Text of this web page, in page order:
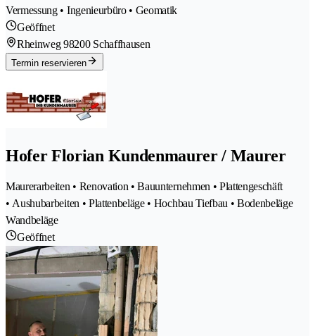
Vermessung • Ingenieurbüro • Geomatik
Geöffnet
Rheinweg 98200 Schaffhausen
Termin reservieren
Hofer Florian Kundenmaurer / Maurer
Maurerarbeiten • Renovation • Bauunternehmen • Plattengeschäft
• Aushubarbeiten • Plattenbeläge • Hochbau Tiefbau • Bodenbeläge
Wandbeläge
Geöffnet